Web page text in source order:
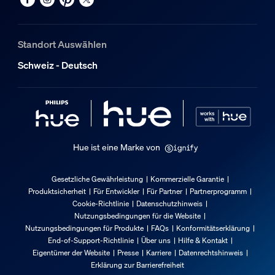
Garantie
2 Jahre
3 Jahre
Farbwiedergabeindex (CRI)
≥80
Standort Auswählen
Schweiz - Deutsch
Hue ist eine Marke von
Gesetzliche Gewährleistung
Kommerzielle Garantie
Produktsicherheit
Für Entwickler Für Partner
Partnerprogramm
Cookie-Richtlinie
Datenschutzhinweis
Nutzungsbedingungen für die Website
Nutzungsbedingungen für Produkte
FAQs
Konformitätserklärung
End-of-Support-Richtlinie
Über uns
Hilfe & Kontakt
Eigentümer der Website
Presse Karriere
Datenrechtshinweis
Erklärung zur Barrierefreiheit